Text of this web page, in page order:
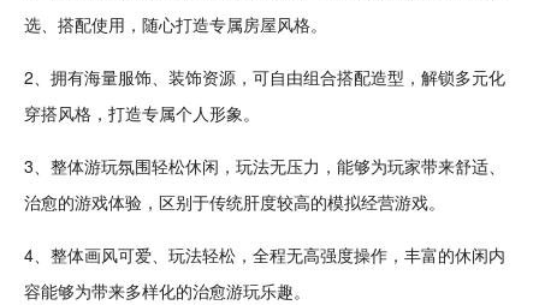
选、搭配使用，随心打造专属房屋风格。
2、拥有海量服饰、装饰资源 ，可自由组合搭配造型，解锁多元化
穿搭风格，打造专属个人形象。
3、整体游玩氛围轻松休闲，玩法无压力，能够为玩家带来舒适、
治愈的游戏体验，区别于传统肝度较高的模拟经营游戏。
4、整体画风可爱、玩法轻松，全程无高强度操作，丰富的休闲内
容能够为带来多样化的治愈游玩乐趣。